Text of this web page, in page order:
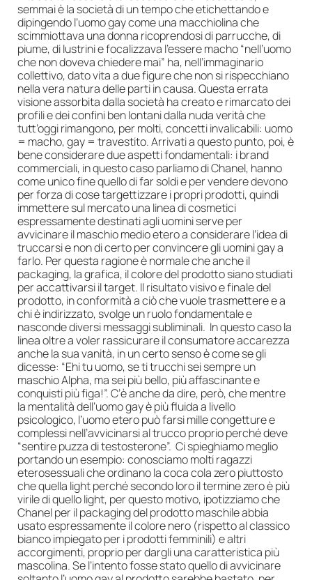
semmai è la società di un tempo che etichettando e
dipingendo l’uomo gay come una macchiolina che
scimmiottava una donna ricoprendosi di parrucche, di
piume, di lustrini e focalizzava l’essere macho “nell’uomo
che non doveva chiedere mai” ha, nell’immaginario
collettivo, dato vita a due figure che non si rispecchiano
nella vera natura delle parti in causa. Questa errata
visione assorbita dalla società ha creato e rimarcato dei
profili e dei confini ben lontani dalla nuda verità che
tutt’oggi rimangono, per molti, concetti invalicabili: uomo
= macho, gay = travestito. Arrivati a questo punto, poi, è
bene considerare due aspetti fondamentali: i brand
commerciali, in questo caso parliamo di Chanel, hanno
come unico fine quello di far soldi e per vendere devono
per forza di cose targettizzare i propri prodotti, quindi
immettere sul mercato una linea di cosmetici
espressamente destinati agli uomini serve per
avvicinare il maschio medio etero a considerare l’idea di
truccarsi e non di certo per convincere gli uomini gay a
farlo. Per questa ragione è normale che anche il
packaging, la grafica, il colore del prodotto siano studiati
per accattivarsi il target. Il risultato visivo e finale del
prodotto, in conformità a ciò che vuole trasmettere e a
chi è indirizzato, svolge un ruolo fondamentale e
nasconde diversi messaggi subliminali. In questo caso la
linea oltre a voler rassicurare il consumatore accarezza
anche la sua vanità, in un certo senso è come se gli
dicesse: “Ehi tu uomo, se ti trucchi sei sempre un
maschio Alpha, ma sei più bello, più affascinante e
conquisti più figa!”. C’è anche da dire, però, che mentre
la mentalità dell’uomo gay è più fluida a livello
psicologico, l’uomo etero può farsi mille congetture e
complessi nell’avvicinarsi al trucco proprio perché deve
“sentire puzza di testosterone”. Ci spieghiamo meglio
portando un esempio: conosciamo molti ragazzi
eterosessuali che ordinano la coca cola zero piuttosto
che quella light perché secondo loro il termine zero è più
virile di quello light, per questo motivo, ipotizziamo che
Chanel per il packaging del prodotto maschile abbia
usato espressamente il colore nero (rispetto al classico
bianco impiegato per i prodotti femminili) e altri
accorgimenti, proprio per dargli una caratteristica più
mascolina. Se l’intento fosse stato quello di avvicinare